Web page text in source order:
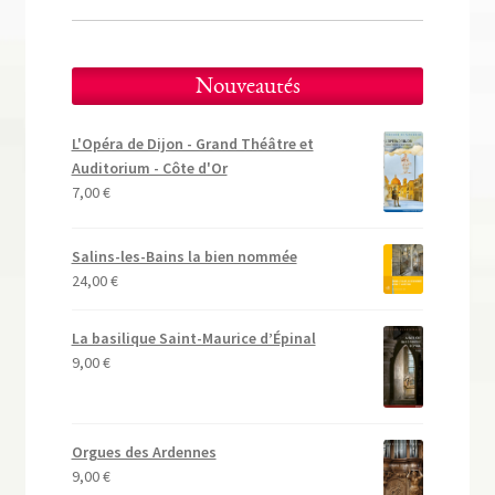
Nouveautés
L'Opéra de Dijon - Grand Théâtre et
Auditorium - Côte d'Or
7,00€
Salins-les-Bains la bien nommée
24,00€
La basilique Saint-Maurice d’Épinal
9,00€
Orgues des Ardennes
9,00€